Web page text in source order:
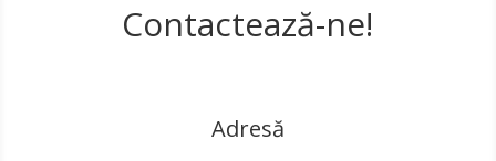
Contactează-ne!
Adresă